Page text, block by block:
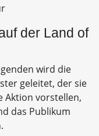
der Land of
wird die
geleitet, der sie
Aktion vorstellen,
das Publikum